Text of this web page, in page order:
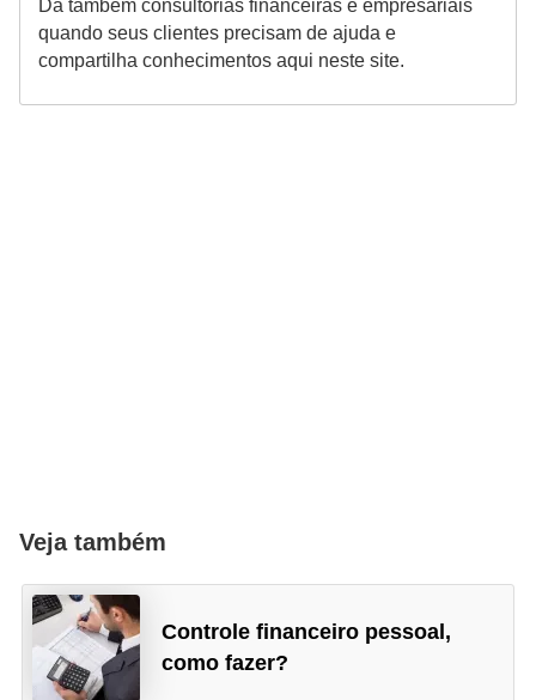
Dá também consultorias financeiras e empresariais
quando seus clientes precisam de ajuda e
compartilha conhecimentos aqui neste site.
Veja também
Controle financeiro pessoal,
como fazer?